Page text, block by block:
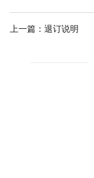
上一篇： 退订说明